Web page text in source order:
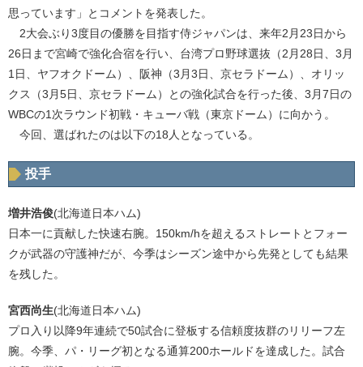
思っています」とコメントを発表した。
2大会ぶり3度目の優勝を目指す侍ジャパンは、来年2月23日から
26日まで宮崎で強化合宿を行い、台湾プロ野球選抜（2月28日、3月
1日、ヤフオクドーム）、阪神（3月3日、京セラドーム）、オリッ
クス（3月5日、京セラドーム）との強化試合を行った後、3月7日の
WBCの1次ラウンド初戦・キューバ戦（東京ドーム）に向かう。
今回、選ばれたのは以下の18人となっている。
投手
増井浩俊(北海道日本ハム)
日本一に貢献した快速右腕。150km/hを超えるストレートとフォー
クが武器の守護神だが、今季はシーズン途中から先発としても結果
を残した。
宮西尚生(北海道日本ハム)
プロ入り以降9年連続で50試合に登板する信頼度抜群のリリーフ左
腕。今季、パ・リーグ初となる通算200ホールドを達成した。試合